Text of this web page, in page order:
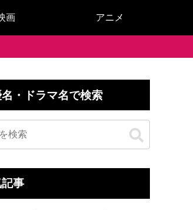
画 アニメ
・ドラマ名で検索
事